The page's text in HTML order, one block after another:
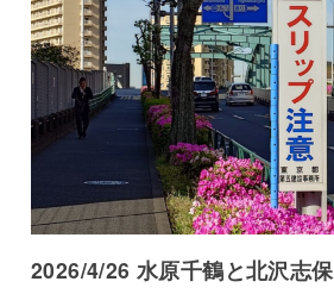
2026/4/26 水原千鶴と北沢志